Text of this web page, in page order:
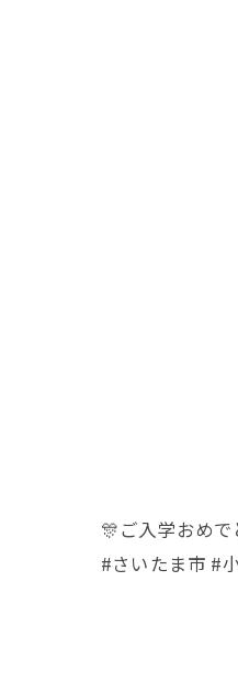
🎊ご入学おめで
#さいたま市 #